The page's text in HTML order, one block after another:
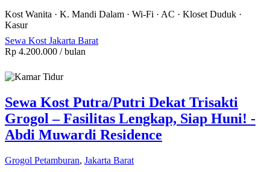
Kost Wanita · K. Mandi Dalam · Wi-Fi · AC · Kloset Duduk ·
Kasur
Sewa Kost Jakarta Barat
Rp 4.200.000 / bulan
Sewa Kost Putra/Putri Dekat Trisakti
Grogol – Fasilitas Lengkap, Siap Huni! -
Abdi Muwardi Residence
Grogol Petamburan, Jakarta Barat